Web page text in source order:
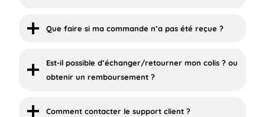
Que faire si ma commande n’a pas été reçue ?
Est-il possible d’échanger/retourner mon colis ? ou
obtenir un remboursement ?
Comment contacter le support client ?